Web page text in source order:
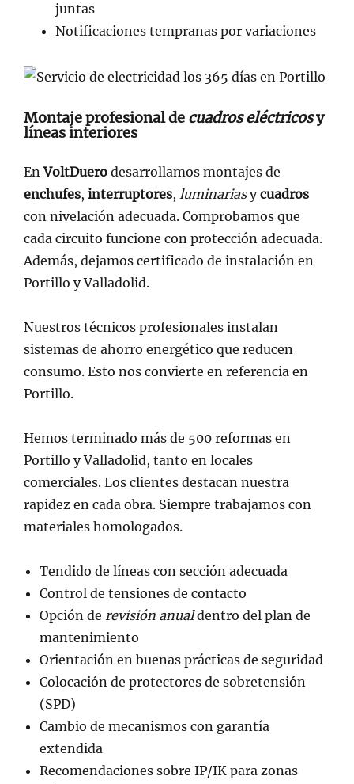
juntas
Notificaciones tempranas por variaciones
Montaje profesional de cuadros eléctricosy
líneas interiores
EnVoltDuero desarrollamos montajes de
enchufes, interruptores, luminariasycuadros
con nivelación adecuada. Comprobamos que
cada circuito funcione con protección adecuada.
Además, dejamos certificado de instalación en
Portillo y Valladolid.
Nuestros técnicos profesionales instalan
sistemas de ahorro energético que reducen
consumo. Esto nos convierte en referencia en
Portillo.
Hemos terminado más de 500 reformas en
Portillo y Valladolid, tanto en locales
comerciales. Los clientes destacan nuestra
rapidez en cada obra. Siempre trabajamos con
materiales homologados.
Tendido de líneas con sección adecuada
Control de tensiones de contacto
Opción de revisión anualdentro del plan de
mantenimiento
Orientación en buenas prácticas de seguridad
Colocación de protectores de sobretensión
(SPD)
Cambio de mecanismos con garantía
extendida
Recomendaciones sobre IP/IK para zonas